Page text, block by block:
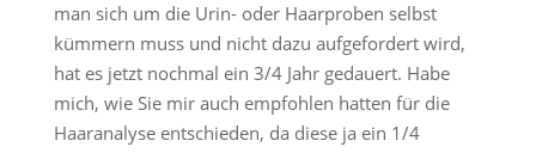
man sich um die Urin- oder Haarproben selbst
kümmern muss und nicht dazu aufgefordert wird,
hat es jetzt nochmal ein 3/4 Jahr gedauert. Habe
mich, wie Sie mir auch empfohlen hatten für die
Haaranalyse entschieden, da diese ja ein 1/4